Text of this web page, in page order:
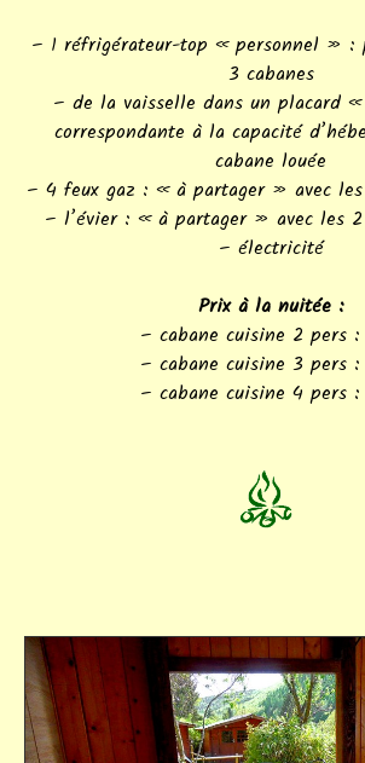
– 1 réfrigérateur-top « personnel » :
3 cabanes
– de la vaisselle dans un placard
correspondante à la capacité
cabane louée
– 4 feux gaz : « à partager » avec
– l’évier : « à partager » avec les 2
– électricité
Prix à la nuitée :
– cabane cuisine 2 pers :
– cabane cuisine 3 pers :
– cabane cuisine 4 pers :